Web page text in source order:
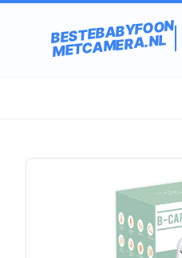
BESTEBABYFOON
METCAMERA.NL